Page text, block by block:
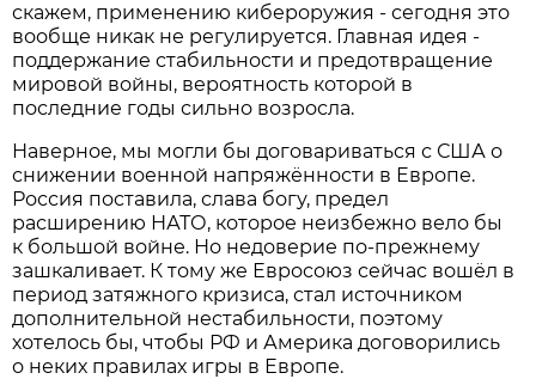
скажем, применению кибероружия - сегодня это
вообще никак не регулируется. Главная идея -
поддержание стабильности и предотвращение
мировой войны, вероятность которой в
последние годы сильно возросла.
Наверное, мы могли бы договариваться с США о
снижении военной напряжённости в Европе.
Россия поставила, слава богу, предел
расширению НАТО, которое неизбежно вело бы
к большой войне. Но недоверие по-прежнему
зашкаливает. К тому же Евросоюз сейчас вошёл в
период затяжного кризиса, стал источником
дополнительной нестабильности, поэтому
хотелось бы, чтобы РФ и Америка договорились
о неких правилах игры в Европе.